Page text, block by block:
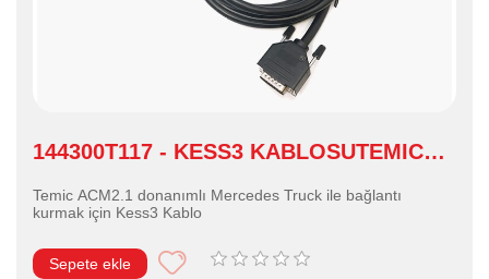
144300T117 - KESS3 KABLOSUTEMIC
Temic ACM2.1 donanımlı Mercedes Truck ile bağlantı
kurmak için Kess3 Kablo
Sepete ekle